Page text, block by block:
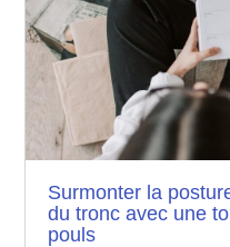
Surmonter la
du tronc avec une
pouls